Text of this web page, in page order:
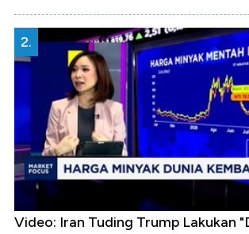
2.
Video: Iran Tuding Trump Lakukan